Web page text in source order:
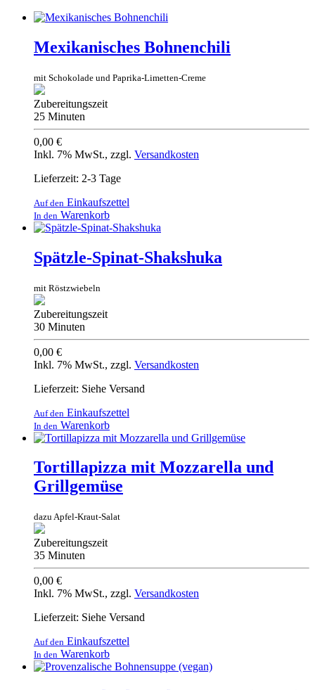
Mexikanisches Bohnenchili
mit Schokolade und Paprika-Limetten-Creme
Zubereitungszeit
25 Minuten
0,00 €
Inkl. 7% MwSt., zzgl. Versandkosten
Lieferzeit: 2-3 Tage
Auf den Einkaufszettel
In den Warenkorb
Spätzle-Spinat-Shakshuka
mit Röstzwiebeln
Zubereitungszeit
30 Minuten
0,00 €
Inkl. 7% MwSt., zzgl. Versandkosten
Lieferzeit: Siehe Versand
Auf den Einkaufszettel
In den Warenkorb
Tortillapizza mit Mozzarella und
Grillgemüse
dazu Apfel-Kraut-Salat
Zubereitungszeit
35 Minuten
0,00 €
Inkl. 7% MwSt., zzgl. Versandkosten
Lieferzeit: Siehe Versand
Auf den Einkaufszettel
In den Warenkorb